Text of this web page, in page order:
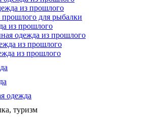
из прошлого
для рыбалки
из прошлого
одежда из прошлого
из прошлого
из прошлого
одежда
туризм